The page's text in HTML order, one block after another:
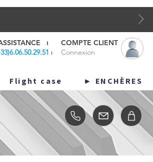
⏐
⏐
COMPTE CLIENT
Connexion
Flight case ENCHÈRES ►